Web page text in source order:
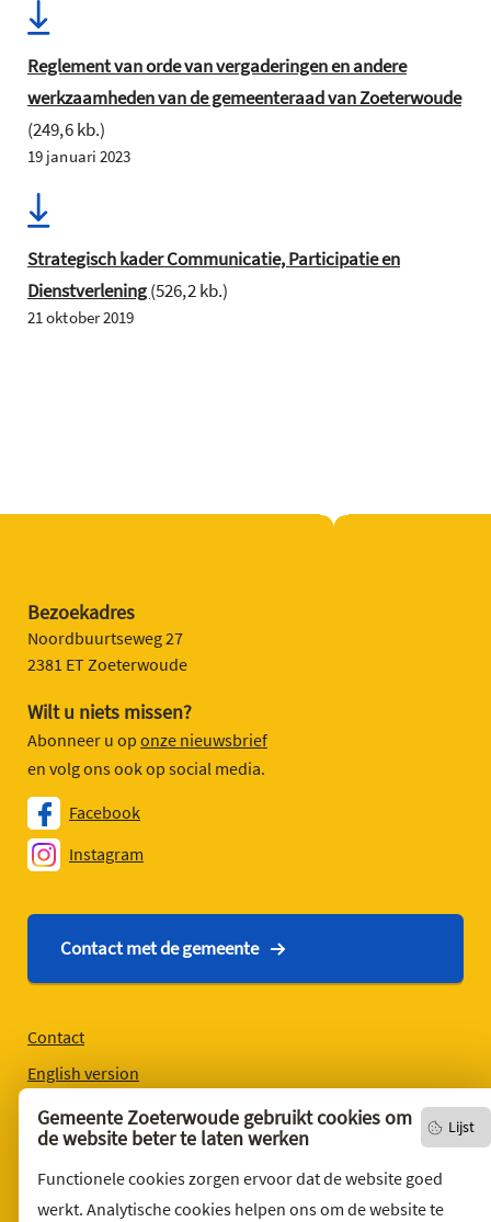
Lijst
Gemeente Zoeterwoude gebruikt cookies om
de website beter te laten werken
Functionele cookies zorgen ervoor dat de website goed
werkt. Analytische cookies helpen ons om de website te
Reglement van orde van vergaderingen en andere
werkzaamheden van de gemeenteraad van Zoeterwoude
(249,6 kb.)
19 januari 2023
Strategisch kader Communicatie, Participatie en
Dienstverlening(526,2 kb.)
21 oktober 2019
Bezoekadres
Noordbuurtseweg 27
2381 ET Zoeterwoude
Wilt u niets missen?
Abonneer u op onze nieuwsbrief
en volg ons ook op social media.
Facebook
Instagram
Contact met de gemeente
Contact
English version
Privacyverklaring
Over deze website
Sitemap
Toegankelijkheid